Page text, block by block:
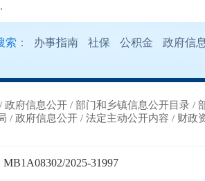
索： 办事指南 社保 公积金 政府信
/ 政府信息公开 / 部门和乡镇信息公开目录 /
/ 政府信息公开 / 法定主动公开内容 / 财政
MB1A08302/2025-31997